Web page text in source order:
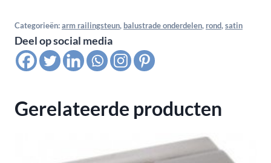
voor
buis
42,4x2,6
satin
Categorieën: arm railingsteun, balustrade onderdelen, rond, satin
Deel op social media
Gerelateerde producten